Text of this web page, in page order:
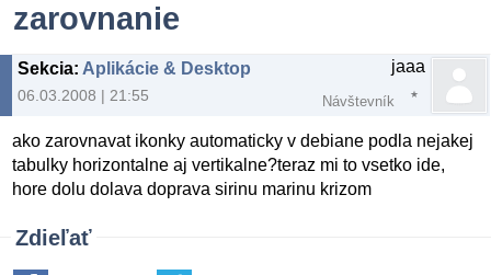
zarovnanie
Sekcia: Aplikácie & Desktop
06.03.2008 | 21:55
jaaa
Návštevník
ako zarovnavat ikonky automaticky v debiane podla nejakej
tabulky horizontalne aj vertikalne?teraz mi to vsetko ide,
hore dolu dolava doprava sirinu marinu krizom
Zdieľať